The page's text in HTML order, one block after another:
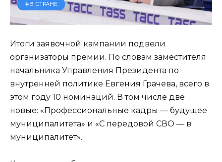
#В СТРАНЕ
Итоги заявочной кампании подвели
организаторы премии. По словам заместителя
начальника Управления Президента по
внутренней политике Евгения Грачева, всего в
этом году 10 номинаций. В том числе две
новые: «Профессиональные кадры — будущее
муниципалитета» и «С передовой СВО — в
муниципалитет».